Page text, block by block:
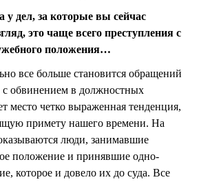
у дел, за которые вы сейчас
это чаще всего преступления с
положения…
все больше становится обращений
обвинением в должностных
место четко выраженная тенденция,
примету нашего времени. На
люди, занимавшие
положение и принявшие одно-
которое и довело их до суда. Все